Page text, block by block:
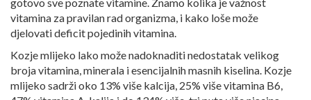
vitamina za pravilan rad organizma, i kako loše može
djelovati deficit pojedinih vitamina.
Kozje mlijeko lako može nadoknaditi nedostatak velikog
broja vitamina, minerala i esencijalnih masnih kiselina. Kozje
mlijeko sadrži oko 13% više kalcija, 25% više vitamina B6,